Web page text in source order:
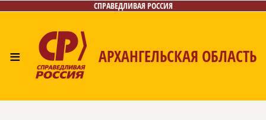
СПРАВЕДЛИВАЯ РОССИЯ
≡ АРХАНГЕЛЬСКАЯ ОБЛАСТЬ